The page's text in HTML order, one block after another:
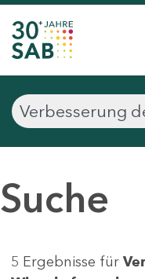
Suche
5 Ergebnisse für